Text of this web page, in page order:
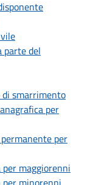
parte del
di smarrimento
per
per
maggiorenni